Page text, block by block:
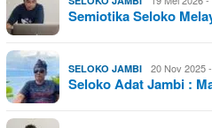
Semiotika Seloko
SELOKO JAMBI 20 Nov 2025
Seloko Adat Jambi :